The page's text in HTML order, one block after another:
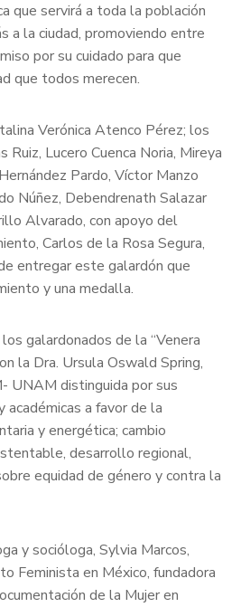
que servirá a toda la población
a la ciudad, promoviendo entre
por su cuidado para que
que todos merecen.
Verónica Atenco Pérez; los
Ruiz, Lucero Cuenca Noria, Mireya
Pardo, Víctor Manzo
Núñez, Debendrenath Salazar
Alvarado, con apoyo del
Carlos de la Rosa Segura,
entregar este galardón que
y una medalla.
galardonados de la “Venera
la Dra. Ursula Oswald Spring,
UNAM distinguida por sus
a favor de la
y energética; cambio
desarrollo regional,
equidad de género y contra la
y socióloga, Sylvia Marcos,
Feminista en México, fundadora
de la Mujer en